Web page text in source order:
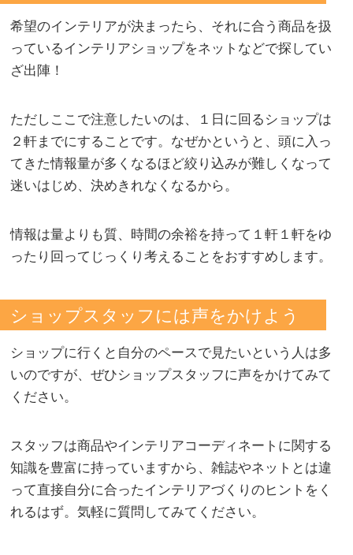
希望のインテリアが決まったら、それに合う商品を扱
っているインテリアショップをネットなどで探してい
ざ出陣！
ただしここで注意したいのは、１日に回るショップは
２軒までにすることです。なぜかというと、頭に入っ
てきた情報量が多くなるほど絞り込みが難しくなって
迷いはじめ、決めきれなくなるから。
情報は量よりも質、時間の余裕を持って１軒１軒をゆ
ったり回ってじっくり考えることをおすすめします。
ショップスタッフには声をかけよう
ショップに行くと自分のペースで見たいという人は多
いのですが、ぜひショップスタッフに声をかけてみて
ください。
スタッフは商品やインテリアコーディネートに関する
知識を豊富に持っていますから、雑誌やネットとは違
って直接自分に合ったインテリアづくりのヒントをく
れるはず。気軽に質問してみてください。